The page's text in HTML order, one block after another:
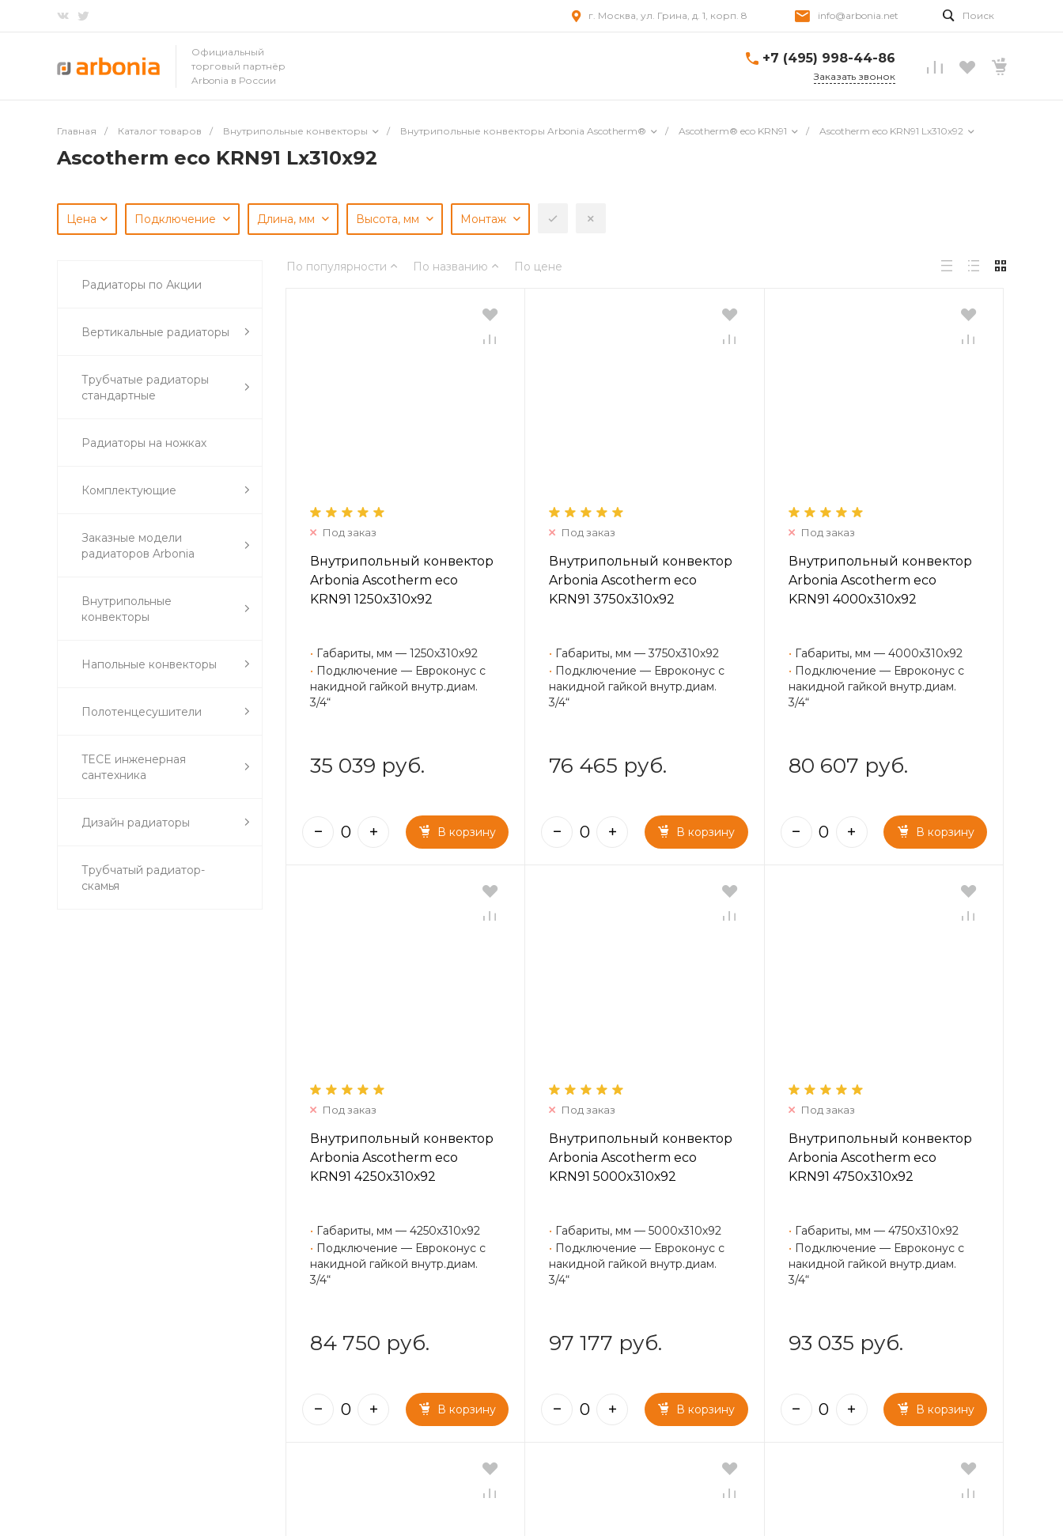
г. Москва, ул. Грина, д. 1, корп. 8 info@arbonia.net Поиск
Официальный
торговый партнёр
Arbonia в России
+7 (495) 998-44-86
Заказать звонок
Главная / Каталог товаров / Внутрипольные конвекторы / Внутрипольные конвекторы Arbonia Ascotherm® / Ascotherm® eco KRN91 / Ascotherm eco KRN91 Lх310х92
Ascotherm eco KRN91 Lх310х92
Цена Подключение Длина, мм Высота, мм Монтаж
Радиаторы по Акции
Вертикальные радиаторы
Трубчатые радиаторы
стандартные
Радиаторы на ножках
Комплектующие
Заказные модели
радиаторов Arbonia
Внутрипольные
конвекторы
Напольные конвекторы
Полотенцесушители
TECE инженерная
сантехника
Дизайн радиаторы
Трубчатый радиатор-
скамья
По популярности По названию По цене
Под заказ
Внутрипольный конвектор
Arbonia Ascotherm eco
KRN91 1250х310х92
• Габариты, мм — 1250х310х92
• Подключение — Евроконус с
накидной гайкой внутр.диам.
3/4“
35 039 руб.
В корзину
Под заказ
Внутрипольный конвектор
Arbonia Ascotherm eco
KRN91 3750х310х92
• Габариты, мм — 3750х310х92
• Подключение — Евроконус с
накидной гайкой внутр.диам.
3/4“
76 465 руб.
В корзину
Под заказ
Внутрипольный конвектор
Arbonia Ascotherm eco
KRN91 4000х310х92
• Габариты, мм — 4000х310х92
• Подключение — Евроконус с
накидной гайкой внутр.диам.
3/4“
80 607 руб.
В корзину
Под заказ
Внутрипольный конвектор
Arbonia Ascotherm eco
KRN91 4250х310х92
• Габариты, мм — 4250х310х92
• Подключение — Евроконус с
накидной гайкой внутр.диам.
3/4“
84 750 руб.
В корзину
Под заказ
Внутрипольный конвектор
Arbonia Ascotherm eco
KRN91 5000х310х92
• Габариты, мм — 5000х310х92
• Подключение — Евроконус с
накидной гайкой внутр.диам.
3/4“
97 177 руб.
В корзину
Под заказ
Внутрипольный конвектор
Arbonia Ascotherm eco
KRN91 4750х310х92
• Габариты, мм — 4750х310х92
• Подключение — Евроконус с
накидной гайкой внутр.диам.
3/4“
93 035 руб.
В корзину